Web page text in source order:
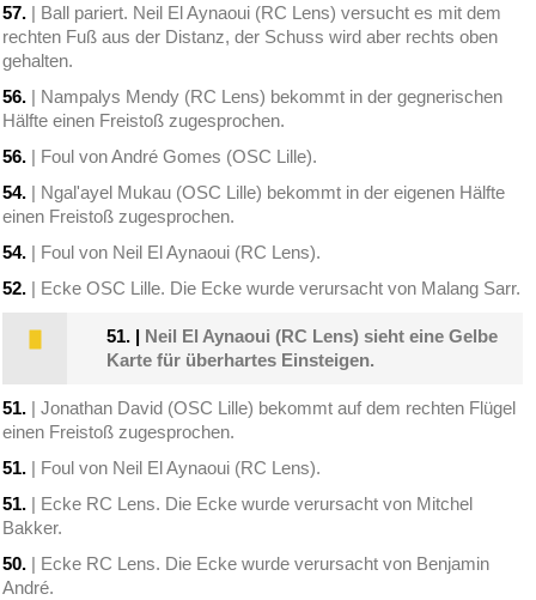
57. | Ball pariert. Neil El Aynaoui (RC Lens) versucht es mit dem
rechten Fuß aus der Distanz, der Schuss wird aber rechts oben
gehalten.
56. | Nampalys Mendy (RC Lens) bekommt in der gegnerischen
Hälfte einen Freistoß zugesprochen.
56. | Foul von André Gomes (OSC Lille).
54. | Ngal'ayel Mukau (OSC Lille) bekommt in der eigenen Hälfte
einen Freistoß zugesprochen.
54. | Foul von Neil El Aynaoui (RC Lens).
52. | Ecke OSC Lille. Die Ecke wurde verursacht von Malang Sarr.
51. | Neil El Aynaoui (RC Lens) sieht eine Gelbe
Karte für überhartes Einsteigen.
51. | Jonathan David (OSC Lille) bekommt auf dem rechten Flügel
einen Freistoß zugesprochen.
51. | Foul von Neil El Aynaoui (RC Lens).
51. | Ecke RC Lens. Die Ecke wurde verursacht von Mitchel
Bakker.
50. | Ecke RC Lens. Die Ecke wurde verursacht von Benjamin
André.